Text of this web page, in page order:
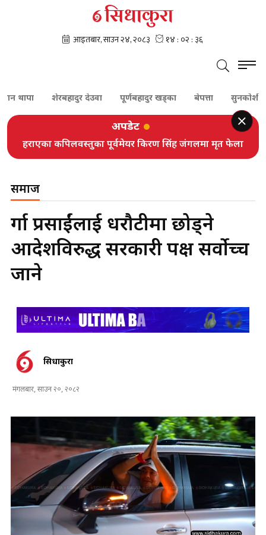
शेरबहादुर देउवा पूर्णबहादुर खड्का बेपत्ता सुनकोशी
अपडेट
हराएका कपिलवस्तुका पूर्वमेयर किरण सिंह जंगलमा मृत फेला
समाज
दुर्गा प्रसाईंलाई धरौटीमा छोड्ने
आदेशविरुद्ध सरकारी पक्ष सर्वोच्च
जाने
सिधाकुरा
मंगलबार, साउन २०, २०८२